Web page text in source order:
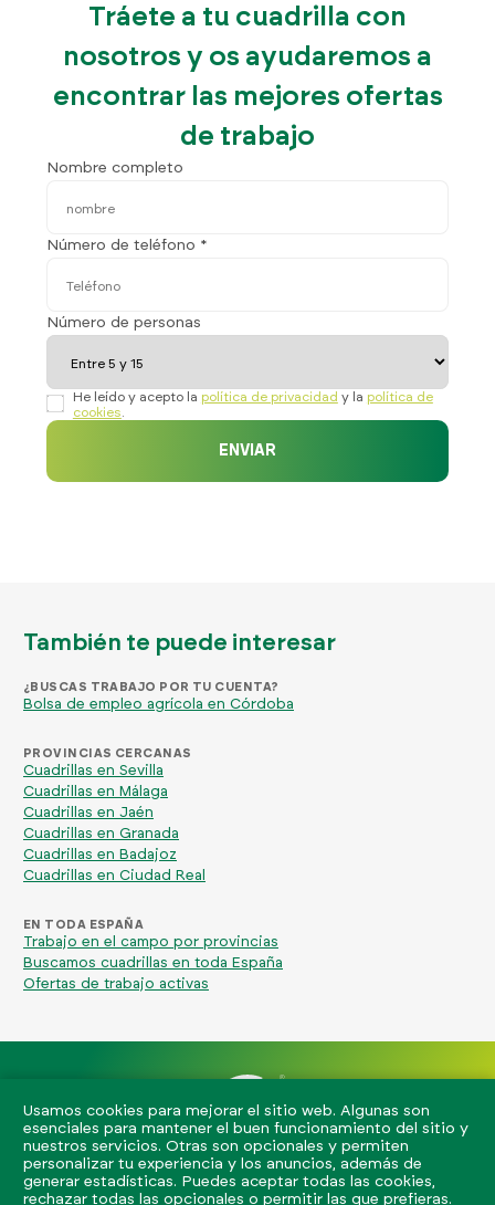
Tráete a tu cuadrilla con
nosotros y os ayudaremos a
encontrar las mejores ofertas
de trabajo
Nombre completo
Número de teléfono *
Número de personas
He leído y acepto la política de privacidad y la política de
cookies
ENVIAR
También te puede interesar
¿BUSCAS TRABAJO POR TU CUENTA?
Bolsa de empleo agrícola en Córdoba
PROVINCIAS CERCANAS
Cuadrillas en Sevilla
Cuadrillas en Málaga
Cuadrillas en Jaén
Cuadrillas en Granada
Cuadrillas en Badajoz
Cuadrillas en Ciudad Real
EN TODA ESPAÑA
Trabajo en el campo por provincias
Buscamos cuadrillas en toda España
Ofertas de trabajo activas
info@eljornalero.es 722 84 39 04
El Jornalero 2026. Todos los derechos reservados.
Usamos cookies para mejorar el sitio web. Algunas son
esenciales para mantener el buen funcionamiento del sitio y
nuestros servicios. Otras son opcionales y permiten
personalizar tu experiencia y los anuncios, además de
generar estadísticas. Puedes aceptar todas las cookies,
rechazar todas las opcionales o permitir las que prefieras.